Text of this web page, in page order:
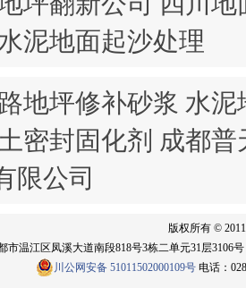
泥地面起沙处理
地坪修补砂浆 水泥
密封固化剂 成都普
限公司
版权所有 ©
市温江区凤溪大道南段818号3栋二单元31层3106
川公网安备 51011502000109号电话：